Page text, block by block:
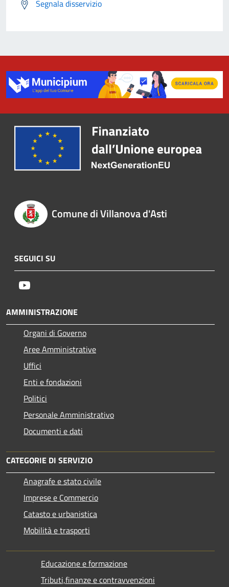
Segnala disservizio
Comune di Villanova d'Asti
SEGUICI SU
AMMINISTRAZIONE
Organi di Governo
Aree Amministrative
Uffici
Enti e fondazioni
Politici
Personale Amministrativo
Documenti e dati
CATEGORIE DI SERVIZIO
Anagrafe e stato civile
Imprese e Commercio
Catasto e urbanistica
Mobilità e trasporti
Educazione e formazione
Tributi,finanze e contravvenzioni